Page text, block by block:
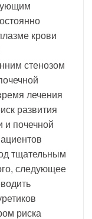
крови
стенозом
лечения
развития
и почечной
тщательным
следующее
риска